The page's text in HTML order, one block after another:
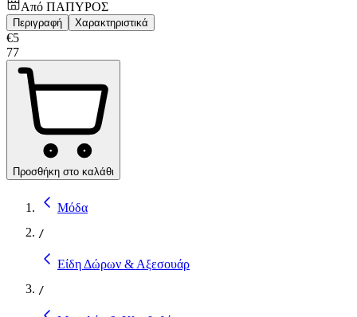
Από ΠΑΠΥΡΟΣ
Περιγραφή Χαρακτηριστικά
€5
77
Προσθήκη στο καλάθι
Μόδα
/
Είδη Δώρων & Αξεσουάρ
/